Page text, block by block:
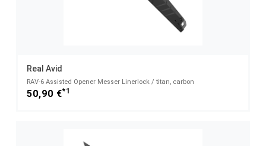
Real Avid
RAV-6 Assisted Opener Messer Linerlock / titan, carbon
50,90 €*1